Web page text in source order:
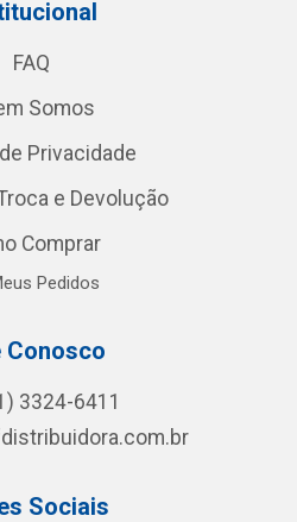
FAQ
Somos
Privacidade
e Devolução
Comprar
Pedidos
Conosco
3324-6411
Sociais